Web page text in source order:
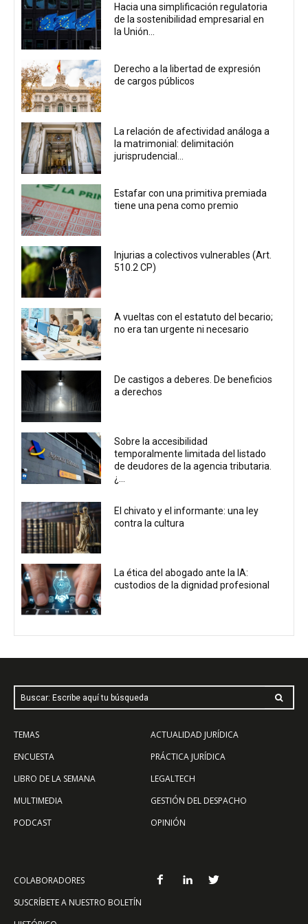
Hacia una simplificación regulatoria
de la sostenibilidad empresarial en
la Unión...
Derecho a la libertad de expresión
de cargos públicos
La relación de afectividad análoga a
la matrimonial: delimitación
jurisprudencial...
Estafar con una primitiva premiada
tiene una pena como premio
Injurias a colectivos vulnerables (Art.
510.2 CP)
A vueltas con el estatuto del becario;
no era tan urgente ni necesario
De castigos a deberes. De beneficios
a derechos
Sobre la accesibilidad
temporalmente limitada del listado
de deudores de la agencia tributaria.
¿...
El chivato y el informante: una ley
contra la cultura
La ética del abogado ante la IA:
custodios de la dignidad profesional
Buscar: Escribe aquí tu búsqueda
TEMAS
ENCUESTA
LIBRO DE LA SEMANA
MULTIMEDIA
PODCAST
ACTUALIDAD JURÍDICA
PRÁCTICA JURÍDICA
LEGALTECH
GESTIÓN DEL DESPACHO
OPINIÓN
COLABORADORES
SUSCRÍBETE A NUESTRO BOLETÍN